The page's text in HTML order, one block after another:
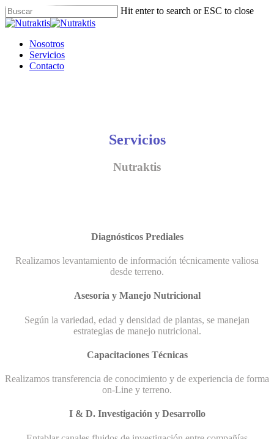
Skip
to
content
Hit enter to search or ESC to close
Close
Menu
Nosotros
Servicios
Contacto
Servicios
Nutraktis
Diagnósticos Prediales
Realizamos levantamiento de información técnicamente valiosa
desde terreno.
Asesoría y Manejo Nutricional
Según la variedad, edad y densidad de plantas, se manejan
estrategias de manejo nutricional.
Capacitaciones Técnicas
Realizamos transferencia de conocimiento y de experiencia de forma
on-Line y terreno.
I & D. Investigación y Desarrollo